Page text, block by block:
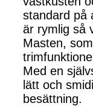
standard på
är rymlig så
Masten,
Med en
lätt och
besättning.